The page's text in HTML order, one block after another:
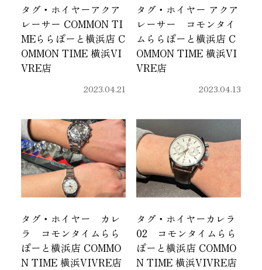
タグ・ホイヤーアクア
レーサー COMMON TI
MEららぽーと横浜店 C
OMMON TIME 横浜VI
VRE店
2023.04.21
タグ・ホイヤー アクア
レーサー コモンタイ
ムららぽーと横浜店 C
OMMON TIME 横浜VI
VRE店
2023.04.13
タグ・ホイヤー カレ
ラ コモンタイムらら
ぽーと横浜店 COMMO
N TIME 横浜VIVRE店
タグ・ホイヤーカレラ
02 コモンタイムらら
ぽーと横浜店 COMMO
N TIME 横浜VIVRE店